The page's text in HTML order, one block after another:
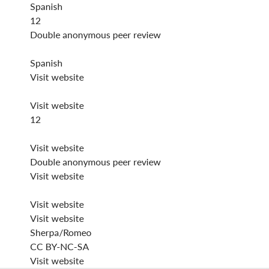
Spanish
12
Double anonymous peer review
Spanish
Visit website
Visit website
12
Visit website
Double anonymous peer review
Visit website
Visit website
Visit website
Sherpa/Romeo
CC BY-NC-SA
Visit website